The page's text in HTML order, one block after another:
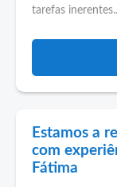
tarefas
Estamos a
com
Fátima